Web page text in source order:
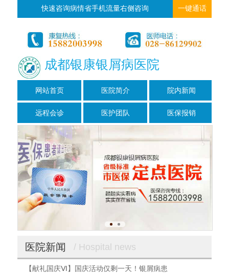
快速咨询病情省手机流量右侧咨询 一键通话
成都银康银屑病医院
网站首页 医院简介 院内新闻
远程会诊 医护团队 医保报销
医院新闻 / Hospital news
【献礼国庆Ⅵ】国庆活动仅剩一天！银屑病患